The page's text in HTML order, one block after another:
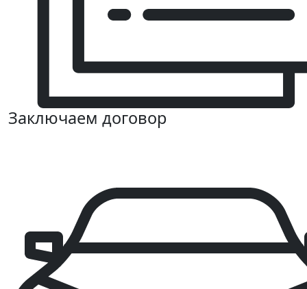
Заключаем договор